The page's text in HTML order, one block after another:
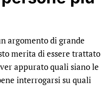
argomento di grande
merita di essere trattato
appurato quali siano le
interrogarsi su quali